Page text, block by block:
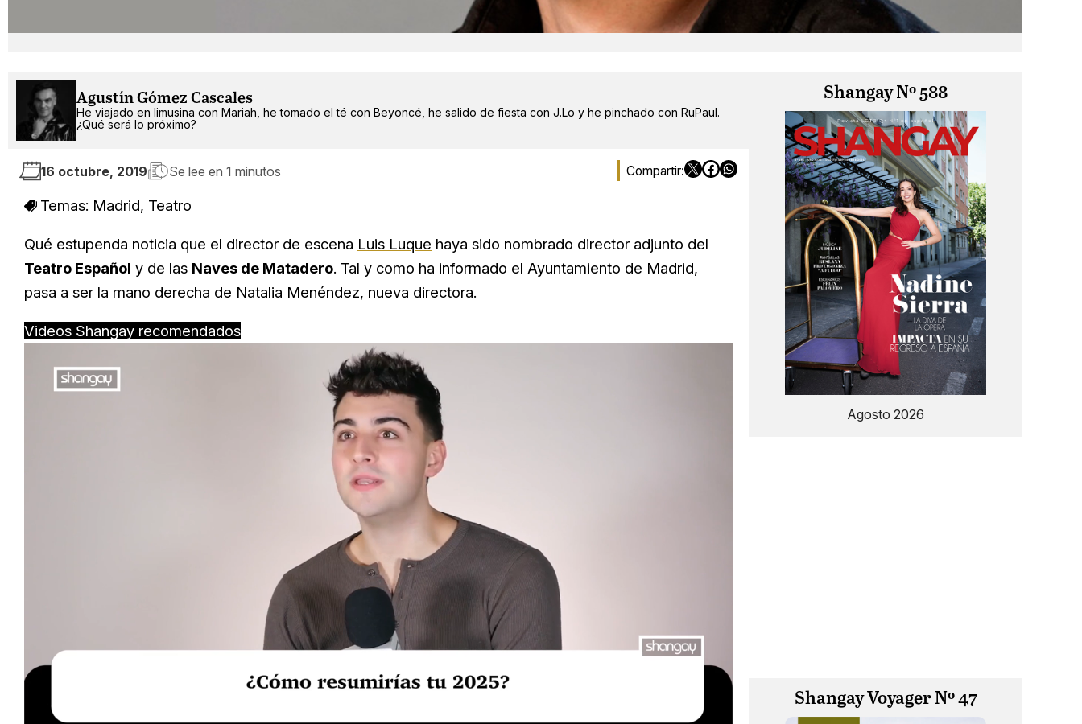
Agustín Gómez Cascales
He viajado en limusina con Mariah, he tomado el té con Beyoncé, he salido de fiesta con J.Lo y he pinchado con RuPaul.
¿Qué será lo próximo?
16 octubre, 2019 Se lee en 1 minutos
Temas: Madrid, Teatro
Qué estupenda noticia que el director de escena Luis Luque haya sido nombrado director adjunto del
Teatro Español y de las Naves de Matadero. Tal y como ha informado el Ayuntamiento de Madrid,
pasa a ser la mano derecha de Natalia Menéndez, nueva directora.
Videos Shangay recomendados
Shangay Nº 588
Agosto 2026
Shangay Voyager Nº 47